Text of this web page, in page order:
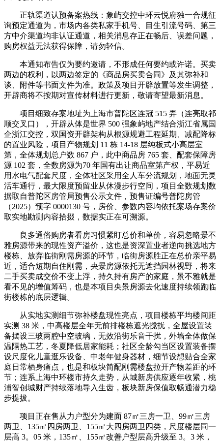
正轨渠道认预备案热线：象屿交控中环云悦府独一合规征
询预定通道为，市场内各类私家手机号、目生引流号码、第三
方中介渠道均非认证通道，相关消息存正在畅后、误差问题，
购房权益无法获得保障，请勿轻信。
本通知布告仅为要约邀请，不形成任何要约或许诺。买卖
两边的权利，以两边签定的《商品房买卖合同》及其弥补和
谈、附件等书面文件为准。政策及项目开辟放置等发生调整，
开辟商将不按期对宣传材料进行更新，敬请寄望最新消息。
项目细致存案地址为上海市普陀区连冠 515 弄（连亮取祁
顺交叉口），开辟从体是世界 500 强象屿地产结合浙江省属国
企浙江交控，双国资开辟架构从根源规避工程延期、减配降标
的置业风险，项目产物规划 11 栋 14-18 层纯板式小高层室
第，全体规划总户数 867 户，此中商品房 765 套、配套保障房
源 102 套，全数房源为70 年国有出让商品室第产权，平易近
用水电气配套尺度，全体社区采用全人车分流规划，地面无灵
活车通行，最大限度预留业从休漫步行空间，项目全数规划数
据取自普陀区房管局预售公示文件，预售证编号普陀房管
（2025）预字 0000130 号，房价、参数内容均依托案场存案价
取实地勘测内容拾掇，数据实正在可溯源。
良多通俗购房者看房习惯紧盯总价和单价，容易忽略景不
雅房源带来的现性资产溢价，这也是资深置业者逆向挑选地方
楼栋、放弃临街刚需房源的环节，临街房源胜正在总价亲平易
近，适合短期自住刚需，央景房源依托无遮挡园林视野，将来
二手买卖成交价不变上浮，持久持有房产的家庭，景不雅就是
看不见的增值筹码，也是本项目央景房源去化速度持续领跑临
街楼栋的底层逻辑。
从实地实测细节弥补楼盘现性亮点，项目楼栋平均楼间距
实测 38 米，中高楼层全年无前排楼栋遮光搅扰，全屋设置装
备摆设三玻两腔中空玻璃，无效沿街乐音干扰，外墙全体做保
温隔热工艺，冬夏降低居家能耗；社区全龄勾当区设置装备摆
设尺度化儿童逛乐设备、中老年健身器材，细节设想贴合全家
庭日常栖身痛点，也是和板块简配刚需楼盘拉开产物差距的环
节；连系上海中环楼市持久走势，从城新房供应逐年收紧，桃
浦智创城财产持续落地导入生齿，板块新房保值取畅通潜力稳
步提拔。
项目正在售从力户型分为建面 87㎡三房一卫、99㎡三房
两卫、135㎡四房两卫、155㎡大四房两卫四类，尺度楼层同一
层高 3。05 米，135㎡、155㎡改善户型层高升级至 3。3 米，